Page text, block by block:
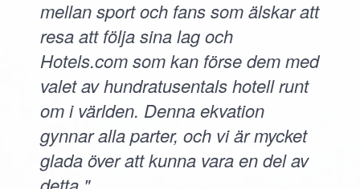
mellan sport och fans som älskar att
resa att följa sina lag och
Hotels.com som kan förse dem med
valet av hundratusentals hotell runt
om i världen. Denna ekvation
gynnar alla parter, och vi är mycket
glada över att kunna vara en del av